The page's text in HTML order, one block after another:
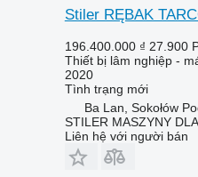
Stiler RĘBAK
196.400.000 ₫ 27.900
Thiết bị lâm nghiệp -
2020
Tình trạng mới
Ba Lan, Sokołów
STILER MASZYNY
Liên hệ với người bán